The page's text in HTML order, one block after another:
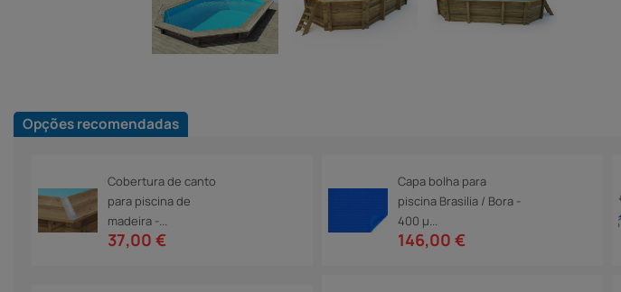
Opções recomendadas
Cobertura de canto
para piscina de
madeira -...
37,00 €
Capa bolha para
piscina Brasilia / Bora -
400 µ...
146,00 €